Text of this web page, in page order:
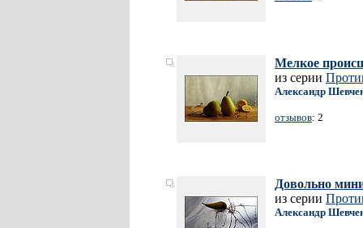
Мелкое
из серии
Александр
отзывов: 2
Довольно
из серии
Александр